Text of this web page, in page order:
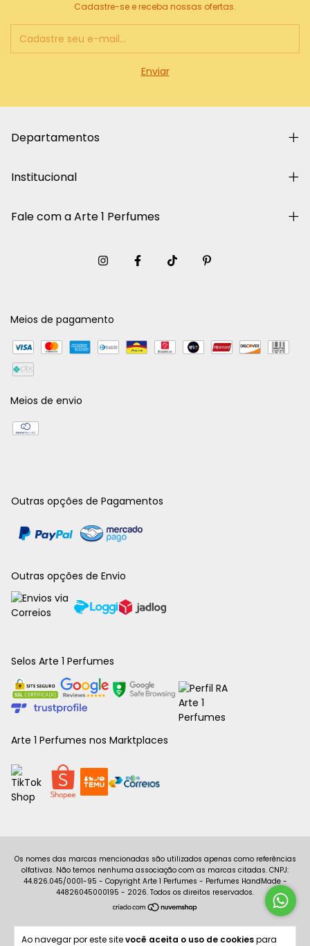
Ao navegar por este sitevocê aceita o uso de cookiespara
Cadastre-se e receba nossas ofertas.
Departamentos
Institucional
Fale com a Arte 1 Perfumes
Meios de pagamento
Meios de envio
Outras opções de Pagamentos
Outras opções de Envio
Selos Arte 1 Perfumes
Arte 1 Perfumes nos Marktplaces
Copyright Arte 1 Perfumes - Perfumes HandMade -
44826045000195 - 2026. Todos os direitos reservados.